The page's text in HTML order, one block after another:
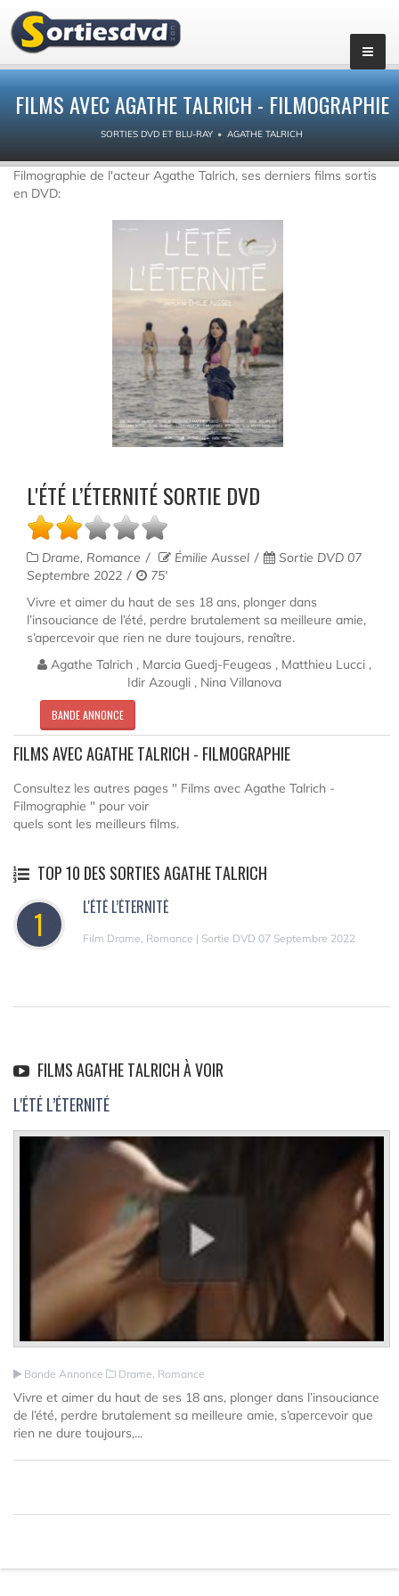
FILMS AVEC AGATHE TALRICH - FILMOGRAPHIE
SORTIES DVD ET BLU-RAY AGATHE TALRICH
Filmographie de l'acteur Agathe Talrich, ses derniers films sortis
en DVD:
L'ÉTÉ L’ÉTERNITÉ SORTIE DVD
Drame, Romance Émilie Aussel
Sortie DVD 07
Septembre 2022
75'
Vivre et aimer du haut de ses 18 ans, plonger dans
l’insouciance de l’été, perdre brutalement sa meilleure amie,
s’apercevoir que rien ne dure toujours, renaître.
Agathe Talrich , Marcia Guedj-Feugeas , Matthieu Lucci ,
Idir Azougli , Nina Villanova
BANDE ANNONCE
FILMS AVEC AGATHE TALRICH - FILMOGRAPHIE
Consultez les autres pages " Films avec Agathe Talrich -
Filmographie " pour voir
quels sont les meilleurs films.
TOP 10 DES SORTIES AGATHE TALRICH
1 L'ÉTÉ L’ÉTERNITÉ
Film Drame, Romance | Sortie DVD 07 Septembre 2022
FILMS AGATHE TALRICH À VOIR
L'ÉTÉ L’ÉTERNITÉ
Bande Annonce Drame, Romance
Vivre et aimer du haut de ses 18 ans, plonger dans l’insouciance
de l’été, perdre brutalement sa meilleure amie, s’apercevoir que
rien ne dure toujours,...